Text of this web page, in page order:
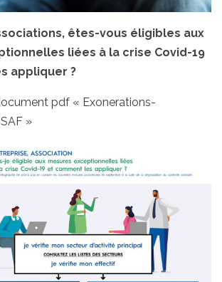
êtes-vous éligibles aux
liées à la crise Covid-19
appliquer ?
pdf « Exonerations-
»